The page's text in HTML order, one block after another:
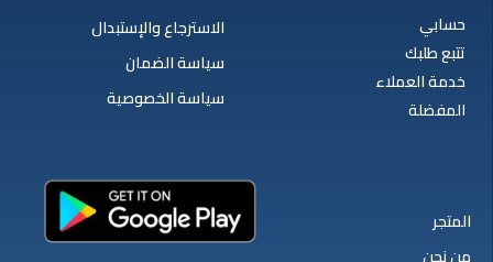
حسابي
تتبع طلبك
خدمة العملاء
المفضلة
الاسترجاع والإستبدال
سياسة الضمان
سياسة الخصوصية
المتجر